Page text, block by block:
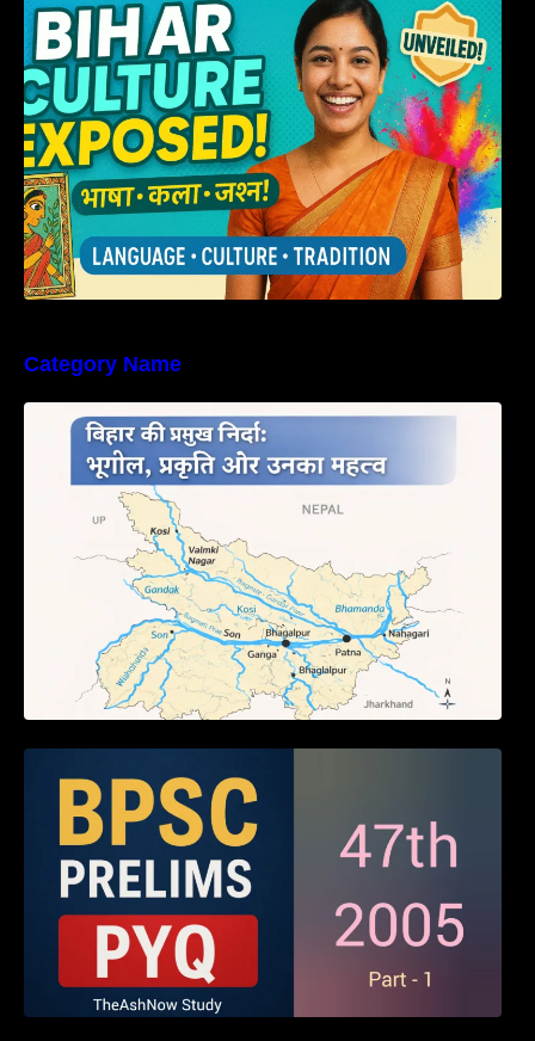
बिहार”
Category Name
बिहार की नदियों का विस्तृत अध्ययन | Geography of
Rivers in Bihar
Answers (Part – 01)